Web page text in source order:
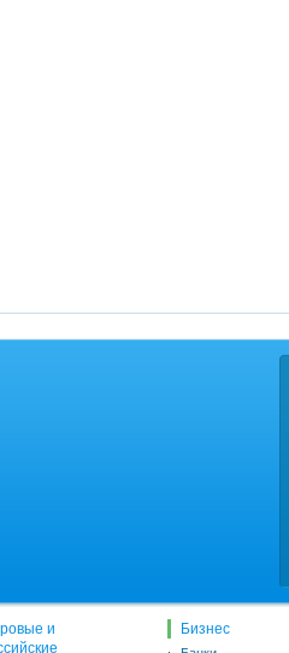
и
Бизнес